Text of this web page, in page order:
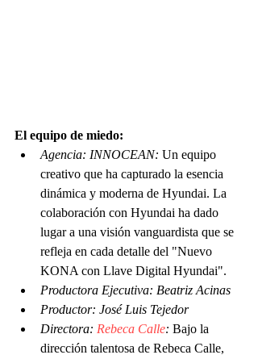
El equipo de miedo:
Agencia: INNOCEAN: Un equipo
creativo que ha capturado la esencia
dinámica y moderna de Hyundai. La
colaboración con Hyundai ha dado
lugar a una visión vanguardista que se
refleja en cada detalle del "Nuevo
KONA con Llave Digital Hyundai".
Productora Ejecutiva: Beatriz Acinas
Productor: José Luis Tejedor
Directora: Rebeca Calle: Bajo la
dirección talentosa de Rebeca Calle,